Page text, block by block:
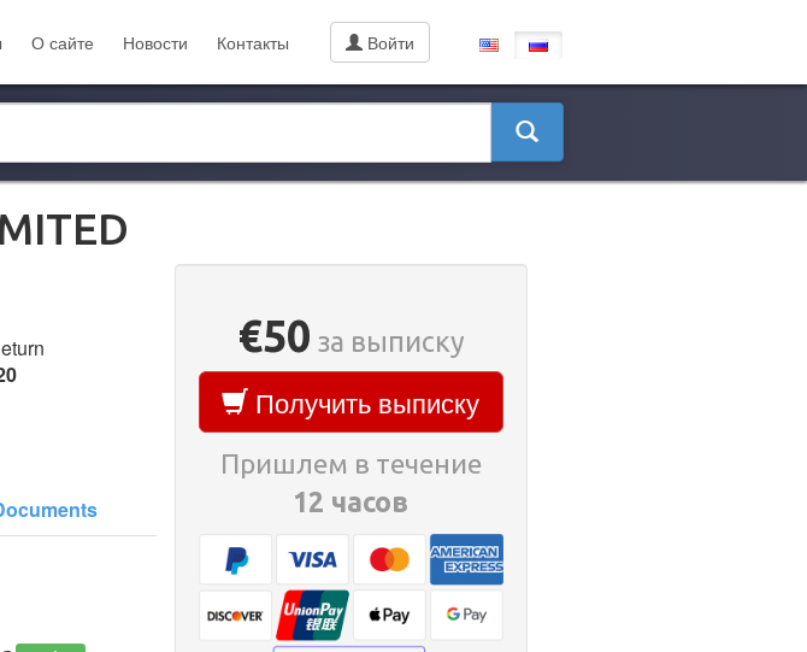
О сайте Новости Контакты Войти
€50 за выписку
Получить выписку
Пришлем в течение
12 часов